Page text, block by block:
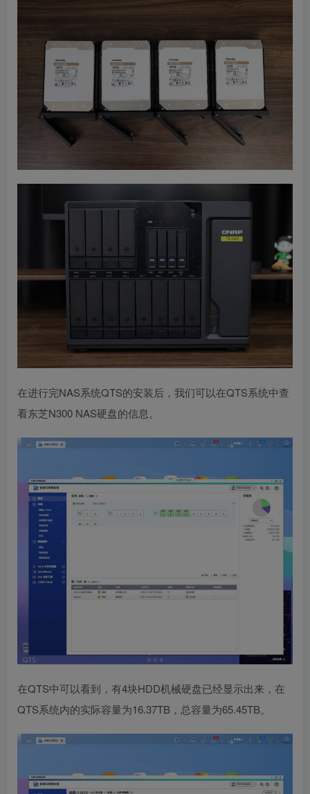
在进行完NAS系统QTS的安装后，我们可以在QTS系统中查
看东芝N300 NAS硬盘的信息。
在QTS中可以看到，有4块HDD机械硬盘已经显示出来，在
QTS系统内的实际容量为16.37TB，总容量为65.45TB。